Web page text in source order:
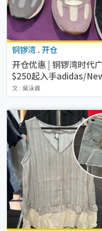
铜锣湾 . 开仓
开仓优惠 | 铜锣湾时代
$250起入手adidas/
买IU同款
文 : 吳泳霖